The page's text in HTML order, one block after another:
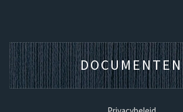
DOCUMENTEN